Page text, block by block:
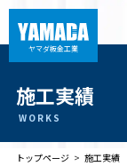
ヤマダ板金工業
施工実績
WORKS
トップページ > 施工実績